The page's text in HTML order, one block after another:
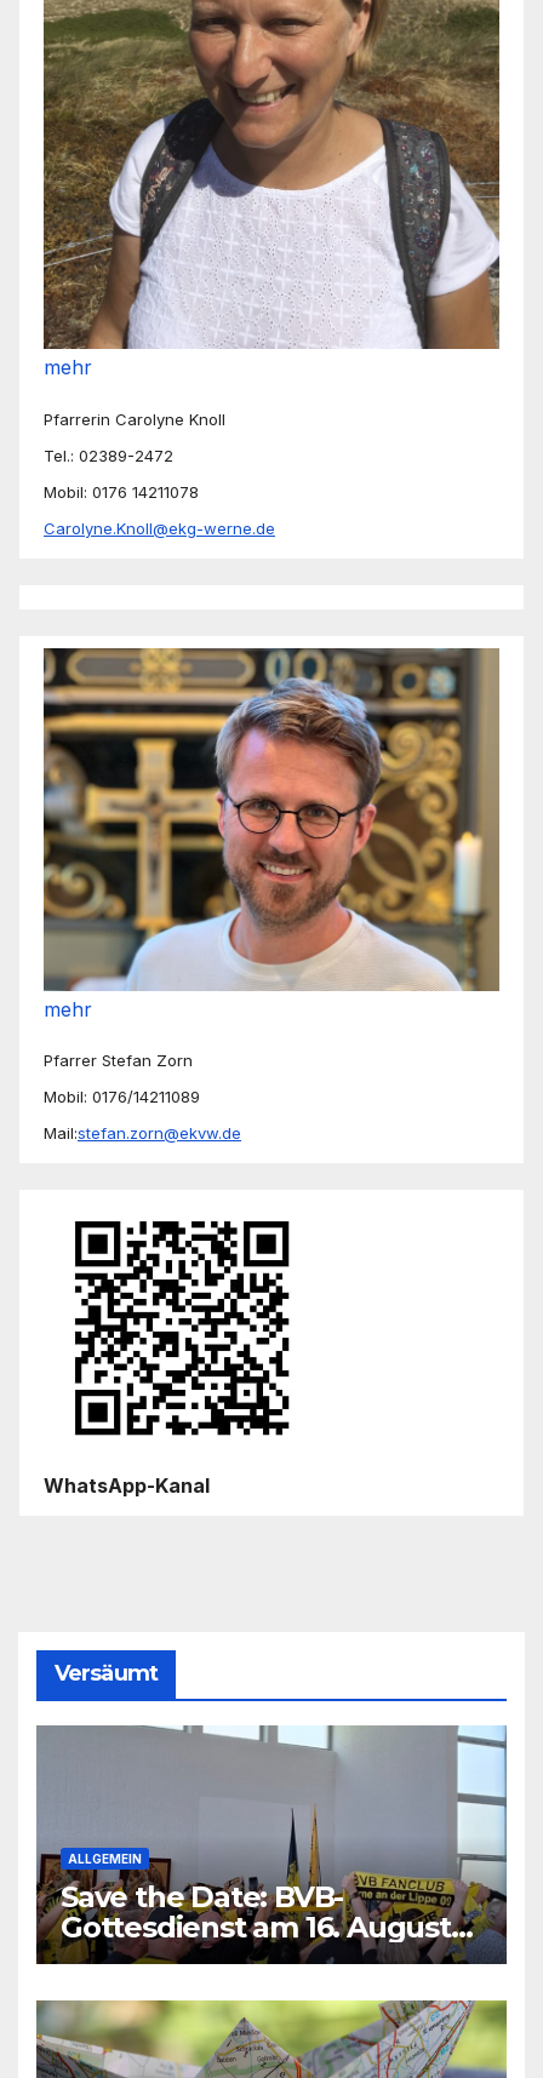
mehr
Pfarrerin Carolyne Knoll
Tel.: 02389-2472
Mobil: 0176 14211078
Carolyne.Knoll@ekg-werne.de
mehr
Pfarrer Stefan Zorn
Mobil: 0176/14211089
Mail:stefan.zorn@ekvw.de
WhatsApp-Kanal
Versäumt
ALLGEMEIN
Save the Date: BVB-
Gottesdienst am 16. August
2026